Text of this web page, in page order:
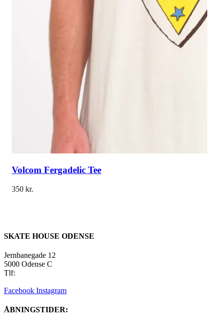
Volcom Fergadelic Tee
350 kr.
SKATE HOUSE ODENSE
Jernbanegade 12
5000 Odense C
Tlf:
Facebook Instagram
ÅBNINGSTIDER: